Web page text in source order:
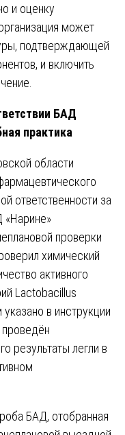
и оценку
может
подтверждающей
и включить
БАД
практика
области
ответственности за
«Нарине»
проверки
химический
активного
Lactobacillus
в инструкции
результаты легли в
БАД, отобранная